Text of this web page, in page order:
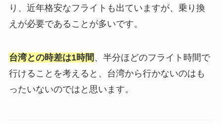
り、近年格安なフライトも出ていますが、乗り換
えが必要であることが多いです。
台湾との時差は1時間 、半分ほどのフライト時間で
行けることを考えると、台湾から行かないのはも
ったいないのではと思います。